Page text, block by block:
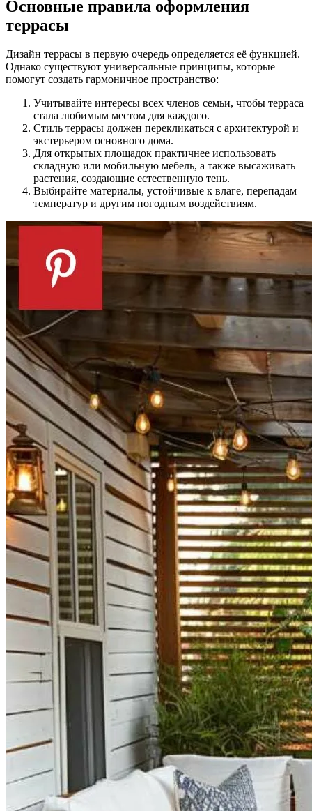
Основные правила оформления
террасы
Дизайн террасы в первую очередь определяется её функцией.
Однако существуют универсальные принципы, которые
помогут создать гармоничное пространство:
Учитывайте интересы всех членов семьи, чтобы терраса
стала любимым местом для каждого.
Стиль террасы должен перекликаться с архитектурой и
экстерьером основного дома.
Для открытых площадок практичнее использовать
складную или мобильную мебель, а также высаживать
растения, создающие естественную тень.
Выбирайте материалы, устойчивые к влаге, перепадам
температур и другим погодным воздействиям.